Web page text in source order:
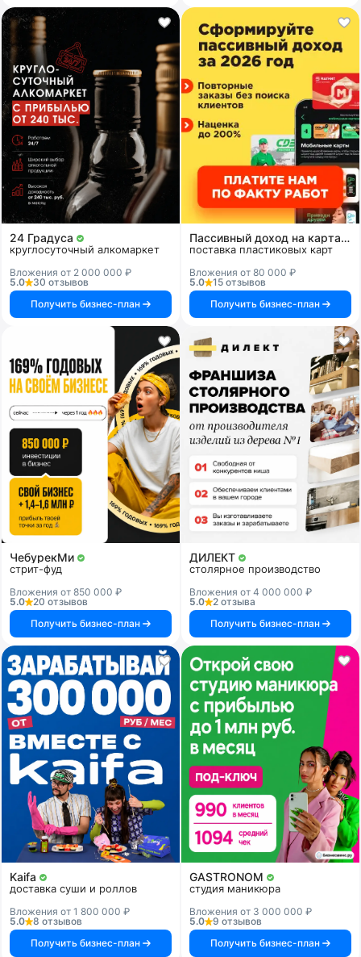
24 Градуса
круглосуточный алкомаркет
Вложения от 2 000 000 ₽
5.0
30 отзывов
Получить бизнес-план
Пассивный доход на картах и системах
поставка пластиковых карт
Вложения от 80 000 ₽
5.0
15 отзывов
Получить бизнес-план
ЧебурекМи
стрит-фуд
Вложения от 850 000 ₽
5.0
20 отзывов
Получить бизнес-план
ДИЛЕКТ
столярное производство
Вложения от 4 000 000 ₽
5.0
2 отзыва
Получить бизнес-план
Kaifa
доставка суши и роллов
Вложения от 1 800 000 ₽
5.0
8 отзывов
Получить бизнес-план
GASTRONOM
студия маникюра
Вложения от 3 000 000 ₽
5.0
9 отзывов
Получить бизнес-план